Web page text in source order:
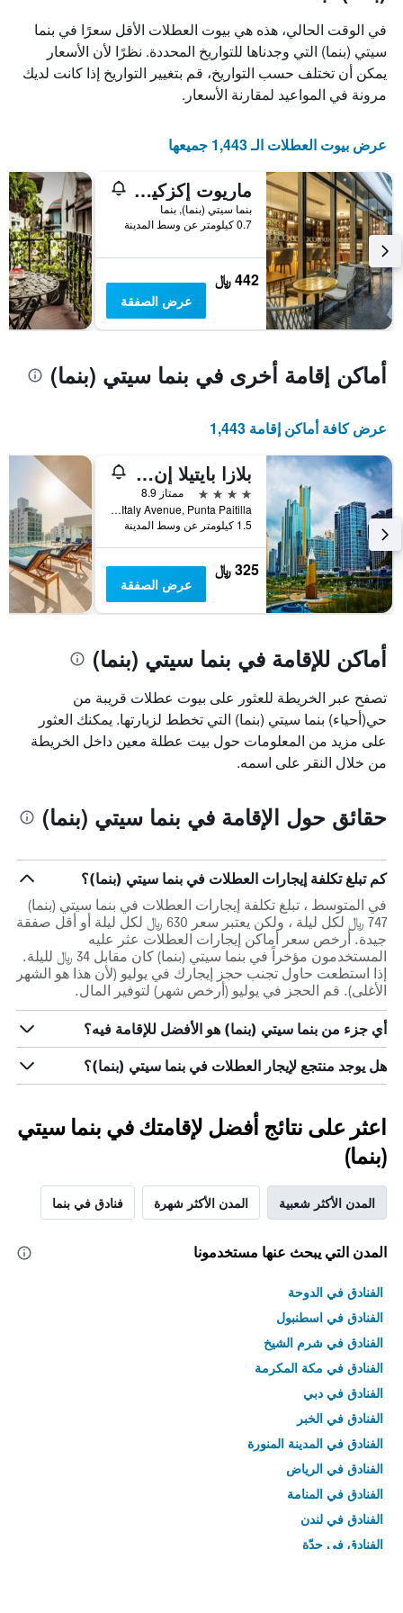
الذي
يعرض
أيام
الأسبوع.
يتضمن
المخطط
محور
Y
الذي
يعرض
متوسط
سعر
غرفة
في الوقت الحالي، هذه هي بيوت العطلات الأقل سعرًا في بنما
سيتي (بنما) التي وجدناها للتواريخ المحددة. نظرًا لأن الأسعار
يمكن أن تختلف حسب التواريخ، قم بتغيير التواريخ إذا كانت لديك
مرونة في المواعيد لمقارنة الأسعار.
عرض بيوت العطلات الـ 1,443 جميعها
ماريوت إكزكيوتف أبارتمنتس بنما سيتي
بنما سيتي (بنما), بنما
0.7 كيلومتر عن وسط المدينة
442 ﷼
عرض الصفقة
أماكن إقامة أخرى في بنما سيتي (بنما)
عرض كافة أماكن إقامة 1,443
بلازا بايتيلا إن هوتل
4 نجوم
ممتاز 8.9
Italy Avenue, Punta Paitilla, بنما سيتي (بنما), بنما
1.5 كيلومتر عن وسط المدينة
325 ﷼
عرض الصفقة
أماكن للإقامة في بنما سيتي (بنما)
تصفح عبر الخريطة للعثور على بيوت عطلات قريبة من
حي(أحياء) بنما سيتي (بنما) التي تخطط لزيارتها. يمكنك العثور
على مزيد من المعلومات حول بيت عطلة معين داخل الخريطة
من خلال النقر على اسمه.
حقائق حول الإقامة في بنما سيتي (بنما)
كم تبلغ تكلفة إيجارات العطلات في بنما سيتي (بنما)؟
في المتوسط ، تبلغ تكلفة إيجارات العطلات في بنما سيتي (بنما)
747 ﷼ لكل ليلة ، ولكن يعتبر سعر 630 ﷼ لكل ليلة أو أقل صفقة
جيدة. أرخص سعر أماكن إيجارات العطلات عثر عليه
المستخدمون مؤخراً في بنما سيتي (بنما) كان مقابل 34 ﷼ لليلة.
إذا استطعت حاول تجنب حجز إيجارك في يوليو (لأن هذا هو الشهر
الأغلى). قم الحجز في يوليو (أرخص شهر) لتوفير المال.
أي جزء من بنما سيتي (بنما) هو الأفضل للإقامة فيه؟
هل يوجد منتجع لإيجار العطلات في بنما سيتي (بنما)؟
اعثر على نتائج أفضل لإقامتك في بنما سيتي
(بنما)
المدن الأكثر شعبية المدن الأكثر شهرة فنادق في بنما
المدن التي يبحث عنها مستخدمونا
الفنادق في الدوحة
الفنادق في اسطنبول
الفنادق في شرم الشيخ
الفنادق في مكة المكرمة
الفنادق في دبي
الفنادق في الخبر
الفنادق في المدينة المنورة
الفنادق في الرياض
الفنادق في المنامة
الفنادق في لندن
الفنادق في جدّة